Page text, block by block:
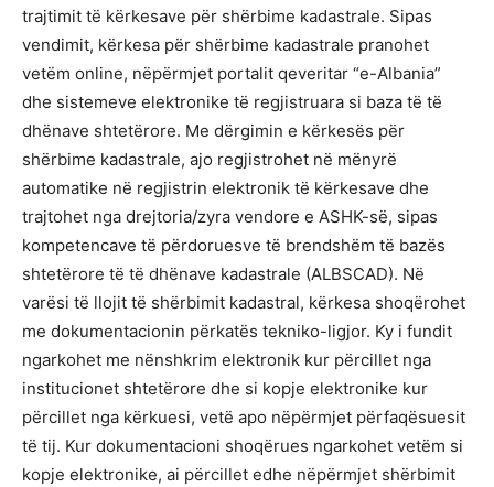
trajtimit të kërkesave për shërbime kadastrale. Sipas
vendimit, kërkesa për shërbime kadastrale pranohet
vetëm online, nëpërmjet portalit qeveritar “e-Albania”
dhe sistemeve elektronike të regjistruara si baza të të
dhënave shtetërore. Me dërgimin e kërkesës për
shërbime kadastrale, ajo regjistrohet në mënyrë
automatike në regjistrin elektronik të kërkesave dhe
trajtohet nga drejtoria/zyra vendore e ASHK-së, sipas
kompetencave të përdoruesve të brendshëm të bazës
shtetërore të të dhënave kadastrale (ALBSCAD). Në
varësi të llojit të shërbimit kadastral, kërkesa shoqërohet
me dokumentacionin përkatës tekniko-ligjor. Ky i fundit
ngarkohet me nënshkrim elektronik kur përcillet nga
institucionet shtetërore dhe si kopje elektronike kur
përcillet nga kërkuesi, vetë apo nëpërmjet përfaqësuesit
të tij. Kur dokumentacioni shoqërues ngarkohet vetëm si
kopje elektronike, ai përcillet edhe nëpërmjet shërbimit